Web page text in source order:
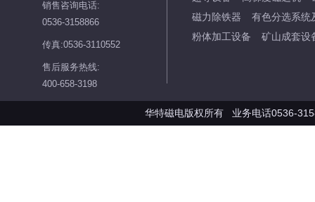
销售咨询电话:
0536-3158866
传真:0536-3110552
售后服务热线:
400-658-3198
磁力除铁器
有色分选系统
粉体加工设备
矿山成套设
华特磁电版权所有 业务电话0536-